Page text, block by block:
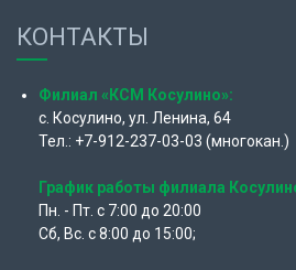
КОНТАКТЫ
Филиал «КСМ Косулино»:
с. Косулино, ул. Ленина, 64
Тел.: +7-912-237-03-03 (многокан.)
График работы филиала
Пн. - Пт. с 7:00 до 20:00
Сб, Вс. с 8:00 до 15:00;